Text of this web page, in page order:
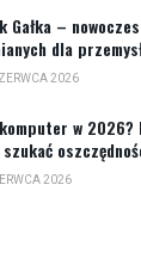
Gałka –
dla
2026
komputer w
2026